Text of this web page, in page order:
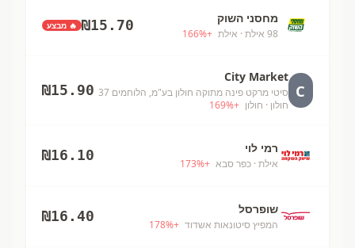
מחסני השוק
98 אילת · אילת +
166%
₪15.70 🔥 מבצע
C
City Market
סיטי מרקט פינה מתוקה חולון בע"מ, הלוחמים 37
חולון · חולון +
169%
₪15.90
רמי לוי
אילת · כפר סבא +
173%
₪16.10
שופרסל
המפיץ סיטונאות אשדוד +
178%
₪16.40